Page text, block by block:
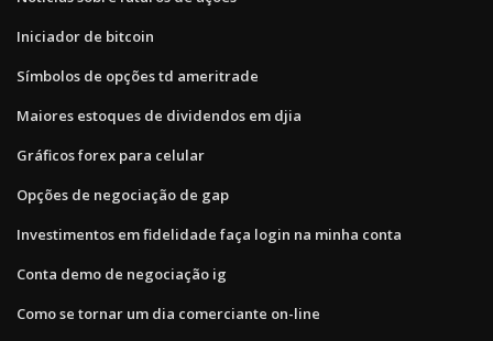
Iniciador de bitcoin
Símbolos de opções td ameritrade
Maiores estoques de dividendos em djia
Gráficos forex para celular
Opções de negociação de gap
Investimentos em fidelidade faça login na minha conta
Conta demo de negociação ig
Como se tornar um dia comerciante on-line